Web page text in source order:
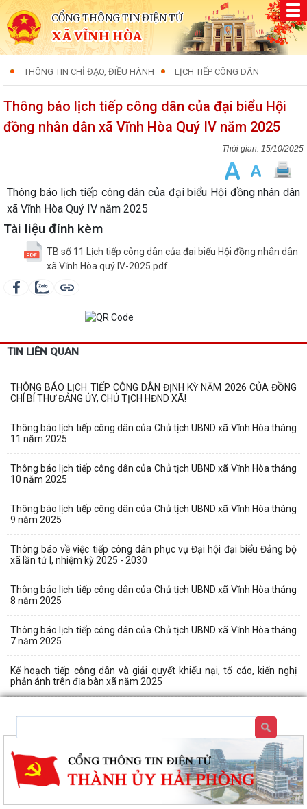
CỔNG THÔNG TIN ĐIỆN TỬ
XÃ VĨNH HÒA
THÔNG TIN CHỈ ĐẠO, ĐIỀU HÀNH LỊCH TIẾP CÔNG DÂN
Thông báo lịch tiếp công dân của đại biểu Hội
đồng nhân dân xã Vĩnh Hòa Quý IV năm 2025
15/10/2025
Thông báo lịch tiếp công dân của đại biểu Hội đồng nhân dân
xã Vĩnh Hòa Quý IV năm 2025
Tài liệu đính kèm
TB số 11 Lịch tiếp công dân của đại biểu Hội đồng nhân dân
xã Vĩnh Hòa quý IV-2025.pdf
TIN LIÊN QUAN
THÔNG BÁO LỊCH TIẾP CÔNG DÂN ĐỊNH KỲ NĂM 2026 CỦA ĐỒNG
CHÍ BÍ THƯ ĐẢNG ỦY, CHỦ TỊCH HĐND XÃ!
Thông báo lịch tiếp công dân của Chủ tịch UBND xã Vĩnh Hòa tháng
11 năm 2025
Thông báo lịch tiếp công dân của Chủ tịch UBND xã Vĩnh Hòa tháng
10 năm 2025
Thông báo lịch tiếp công dân của Chủ tịch UBND xã Vĩnh Hòa tháng
9 năm 2025
Thông báo về việc tiếp công dân phục vụ Đại hội đại biểu Đảng bộ
xã lần tứ I, nhiệm kỳ 2025 - 2030
Thông báo lịch tiếp công dân của Chủ tịch UBND xã Vĩnh Hòa tháng
8 năm 2025
Thông báo lịch tiếp công dân của Chủ tịch UBND xã Vĩnh Hòa tháng
7 năm 2025
Kế hoạch tiếp công dân và giải quyết khiếu nại, tố cáo, kiến nghị
phản ánh trên địa bàn xã năm 2025